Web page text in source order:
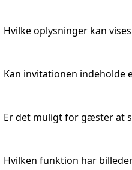
Hvilke oplysninger kan
Kan invitationen indeholde
Er det muligt for gæster at
Hvilken funktion har